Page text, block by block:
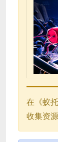
在《蚁
收集资